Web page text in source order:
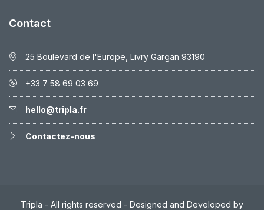
Contact
25 Boulevard de l'Europe, Livry Gargan 93190
+33 7 58 69 03 69
hello@tripla.fr
Contactez-nous
Tripla - All rights reserved - Designed and Developed by